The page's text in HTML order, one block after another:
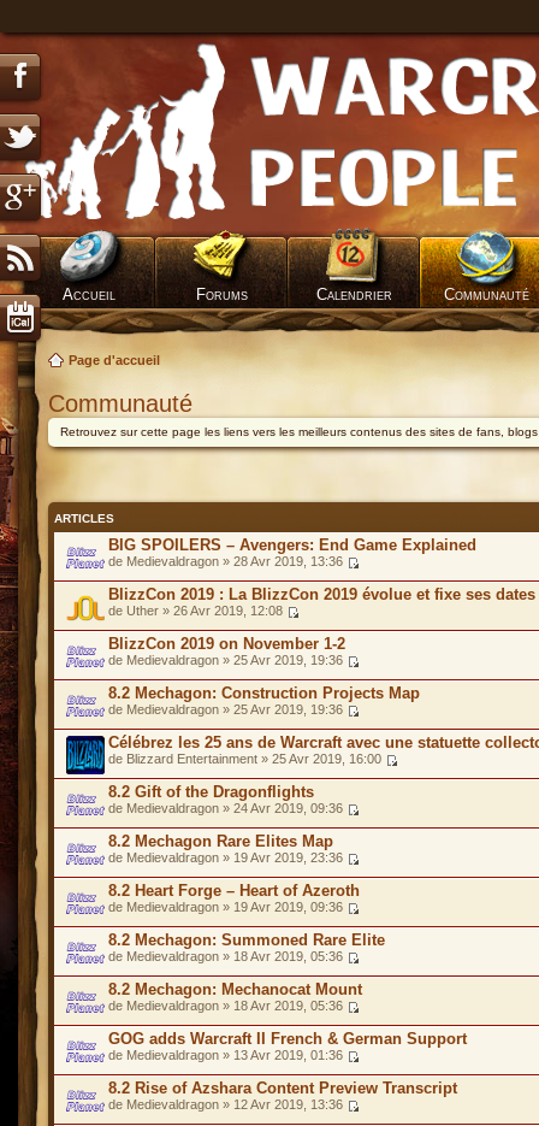
Accueil Forums Calendrier Communauté
Page d'accueil
Communauté
Retrouvez sur cette page les liens vers les meilleurs contenus des sites de fans,
ARTICLES
BIG SPOILERS – Avengers: End Game Explained
de Medievaldragon » 28 Avr 2019, 13:36
BlizzCon 2019 : La BlizzCon 2019 évolue et fixe ses dates
de Uther » 26 Avr 2019, 12:08
BlizzCon 2019 on November 1-2
de Medievaldragon » 25 Avr 2019, 19:36
8.2 Mechagon: Construction Projects Map
de Medievaldragon » 25 Avr 2019, 19:36
Célébrez les 25 ans de Warcraft avec une statuette
de Blizzard Entertainment » 25 Avr 2019, 16:00
8.2 Gift of the Dragonflights
de Medievaldragon » 24 Avr 2019, 09:36
8.2 Mechagon Rare Elites Map
de Medievaldragon » 19 Avr 2019, 23:36
8.2 Heart Forge – Heart of Azeroth
de Medievaldragon » 19 Avr 2019, 09:36
8.2 Mechagon: Summoned Rare Elite
de Medievaldragon » 18 Avr 2019, 05:36
8.2 Mechagon: Mechanocat Mount
de Medievaldragon » 18 Avr 2019, 05:36
GOG adds Warcraft II French & German Support
de Medievaldragon » 13 Avr 2019, 01:36
8.2 Rise of Azshara Content Preview Transcript
de Medievaldragon » 12 Avr 2019, 13:36